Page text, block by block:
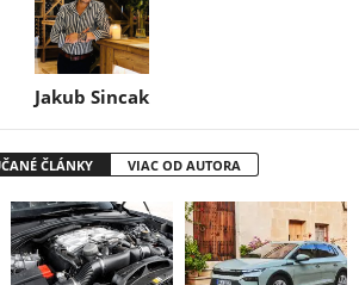
Jakub Sincak
ČLÁNKY VIAC OD AUTORA